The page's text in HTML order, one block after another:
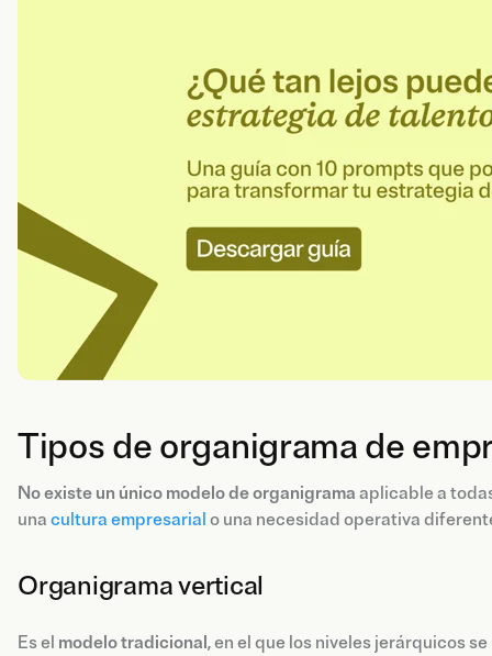
Tipos de organigrama de
No existe un único modelo de organigrama aplicable a
una cultura empresarial o una necesidad operativa
Organigrama vertical
Es el modelo tradicional, en el que los niveles jerárquicos